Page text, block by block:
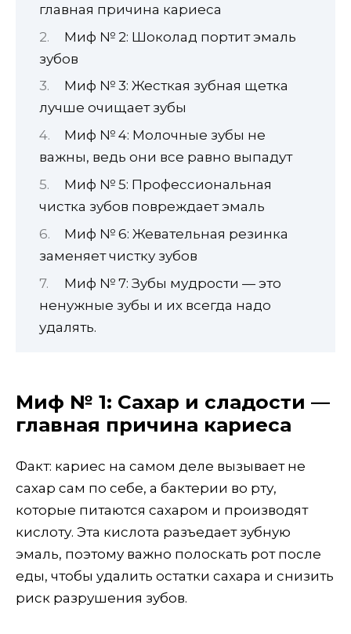
главная причина кариеса
Миф № 2: Шоколад портит эмаль
зубов
Миф № 3: Жесткая зубная щетка
лучше очищает зубы
Миф № 4: Молочные зубы не
важны, ведь они все равно выпадут
Миф № 5: Профессиональная
чистка зубов повреждает эмаль
Миф № 6: Жевательная резинка
заменяет чистку зубов
Миф № 7: Зубы мудрости — это
ненужные зубы и их всегда надо
удалять.
Миф № 1: Сахар и сладости —
главная причина кариеса
Факт: кариес на самом деле вызывает не
сахар сам по себе, а бактерии во рту,
которые питаются сахаром и производят
кислоту. Эта кислота разъедает зубную
эмаль, поэтому важно полоскать рот после
еды, чтобы удалить остатки сахара и снизить
риск разрушения зубов.